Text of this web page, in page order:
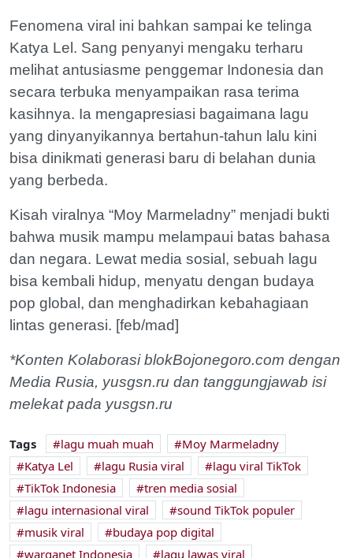
Fenomena viral ini bahkan sampai ke telinga
Katya Lel. Sang penyanyi mengaku terharu
melihat antusiasme penggemar Indonesia dan
secara terbuka menyampaikan rasa terima
kasihnya. Ia mengapresiasi bagaimana lagu
yang dinyanyikannya bertahun-tahun lalu kini
bisa dinikmati generasi baru di belahan dunia
yang berbeda.
Kisah viralnya “Moy Marmeladny” menjadi bukti
bahwa musik mampu melampaui batas bahasa
dan negara. Lewat media sosial, sebuah lagu
bisa kembali hidup, menyatu dengan budaya
pop global, dan menghadirkan kebahagiaan
lintas generasi. [feb/mad]
*Konten Kolaborasi blokBojonegoro.com dengan
Media Rusia, yusgsn.ru dan tanggungjawab isi
melekat pada yusgsn.ru
Tags lagu muah muah
Moy Marmeladny
Katya Lel
lagu Rusia viral
lagu viral TikTok
TikTok Indonesia
tren media sosial
lagu internasional viral
sound TikTok populer
musik viral
budaya pop digital
warganet Indonesia
lagu lawas viral